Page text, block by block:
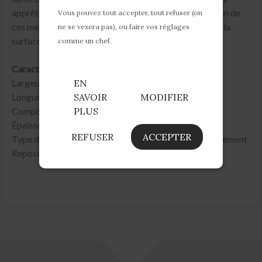
apprêtez à recouvrir, de découper le papier en fonction de
ces mesures, et d'appliquer enfin le papier adhésif sur la
surface lisse.
Caractéristiques techniques du produit :
Largeur : 45cm ou 67,5cm
Longueur : 1m
Composition : polychlorure de vinyle
Épaisseur : 170 microns
Type de colle : thermofusible, sans traces après enlèvement
Repositionnable en heure : 2 heures
Vous pouvez tout accepter, tout refuser (on
ne se vexera pas), ou faire vos réglages
comme un chef.
EN
SAVOIR
PLUS
MODIFIER
REFUSER ACCEPTER